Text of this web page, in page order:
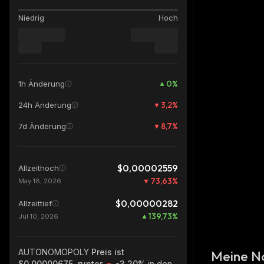
Niedrig Hoch
1h Änderung 0%
24h Änderung 3,2%
7d Änderung 8,7%
Allzeithoch $0,00002559
May 18, 2026 73,63%
Allzeittief $0,00000282
Jul 10, 2026 139,73%
AUTONOMOPOLY Preis ist
Meine